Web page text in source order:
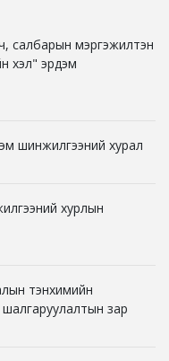
салбарын мэргэжилтэн
хэл" эрдэм
шинжилгээний хурал
хурлын
тэнхимийн
зар